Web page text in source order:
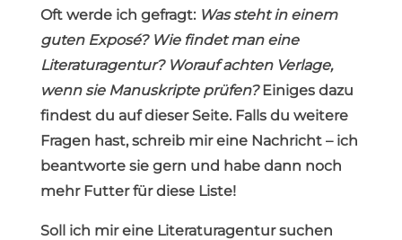
Oft werde ich gefragt: Was steht in einem
guten Exposé? Wie findet man eine
Literaturagentur? Worauf achten Verlage,
wenn sie Manuskripte prüfen?Einiges dazu
findest du auf dieser Seite. Falls du weitere
Fragen hast, schreib mir eine Nachricht – ich
beantworte sie gern und habe dann noch
mehr Futter für diese Liste!
Soll ich mir eine Literaturagentur suchen